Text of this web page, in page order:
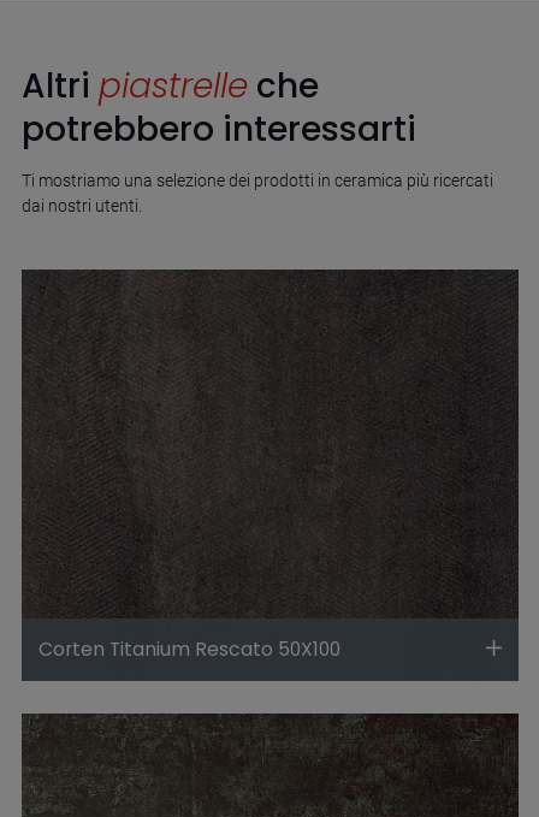
Corten Titanium Rescato 50X100
Altri piastrelleche
potrebbero interessarti
Ti mostriamo una selezione dei prodotti in ceramica più ricercati
dai nostri utenti.